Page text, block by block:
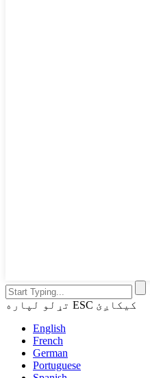
تړلو لپاره ESC کیکاږئ
English
French
German
Portuguese